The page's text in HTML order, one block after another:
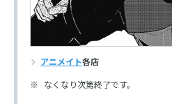
アニメイト各店
なくなり次第終了です。